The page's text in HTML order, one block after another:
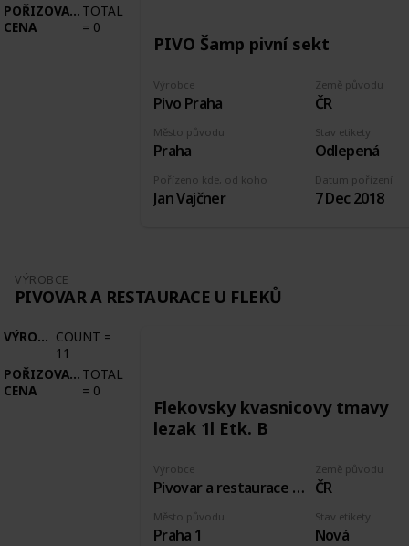
POŘIZOVACÍ
CENA
TOTAL
= 0
PIVO Šamp pivní sekt
Výrobce
Pivo Praha
Země původu
ČR
Pořízeno kde, od koho
Jan Vajčner
Stav etikety
Odlepená
Datum pořízení
7 Dec 2018
Město původu
Praha
VÝROBCE
PIVOVAR A RESTAURACE U FLEKŮ
VÝROBCE COUNT =
11
POŘIZOVACÍ
CENA
TOTAL
= 0
Flekovsky kvasnicovy tmavy
lezak 1l Etk. B
Výrobce
Pivovar a restaurace U Fleků
Země původu
ČR
Stav etikety
Nová
Město původu
Praha 1